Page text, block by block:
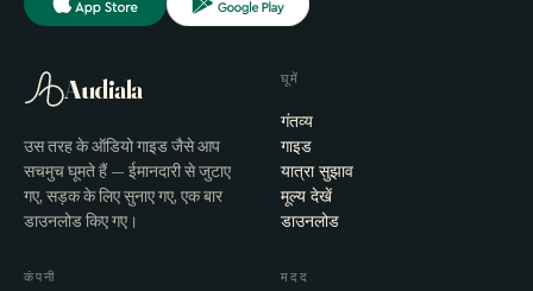
Audiala
उस तरह के ऑडियो गाइड जैसे आप
सचमुच घूमते हैं — ईमानदारी से जुटाए
गए, सड़क के लिए सुनाए गए, एक बार
डाउनलोड किए गए।
घूमें
गंतव्य
गाइड
यात्रा सुझाव
मूल्य देखें
डाउनलोड
कंपनी मदद